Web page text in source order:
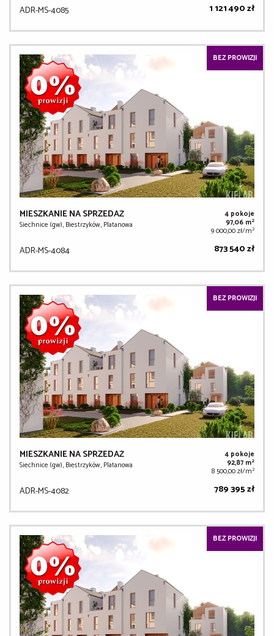
ADR-MS-4085 1 121 490 zł
BEZ PROWIZJI
MIESZKANIE NA SPRZEDAŻ
Siechnice (gw), Biestrzyków, Platanowa
4 pokoje
97,06 m2
9 000,00 zł/m2
ADR-MS-4084 873 540 zł
BEZ PROWIZJI
MIESZKANIE NA SPRZEDAŻ
Siechnice (gw), Biestrzyków, Platanowa
4 pokoje
92,87 m2
8 500,00 zł/m2
ADR-MS-4082 789 395 zł
BEZ PROWIZJI